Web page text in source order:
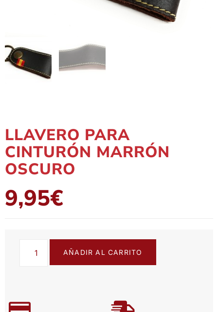
LLAVERO PARA
CINTURÓN MARRÓN
OSCURO
9,95€
AÑADIR AL CARRITO